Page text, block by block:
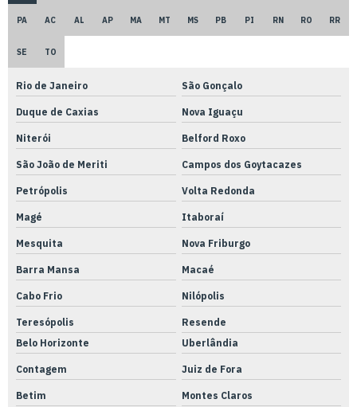
Empresa de usinagem de metais
Empresa de usinagem de peças exclusivas
Empresa de usinagem de precisão
Empresa de usinagem torno cnc
Empresa de usinagem
Empresas que fazem adequação nr12
Ensaios térmicos
Fabricação de peças em aço inox
Fabricação de peças em inox
Fabricação de peças metálicas
Fabricação de peças
Fabricante de válvula solenóide
PA AC AL AP MA MT MS PB PI RN RO RR
SE TO
Rio de Janeiro São Gonçalo
Duque de Caxias Nova Iguaçu
Niterói Belford Roxo
São João de Meriti Campos dos Goytacazes
Petrópolis Volta Redonda
Magé Itaboraí
Mesquita Nova Friburgo
Barra Mansa Macaé
Cabo Frio Nilópolis
Teresópolis
Resende
Belo Horizonte
Uberlândia
Contagem Juiz de Fora
Betim Montes Claros